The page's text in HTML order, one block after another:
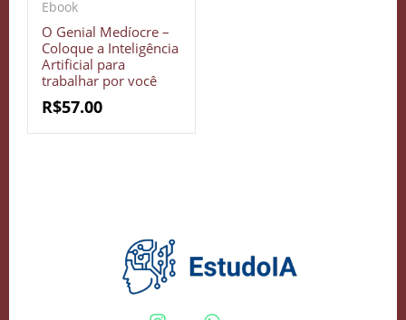
Ebook
O Genial Medíocre –
Coloque a Inteligência
Artificial para
trabalhar por você
R$57.00
Crie seu Avatar com Inteligência Artificial